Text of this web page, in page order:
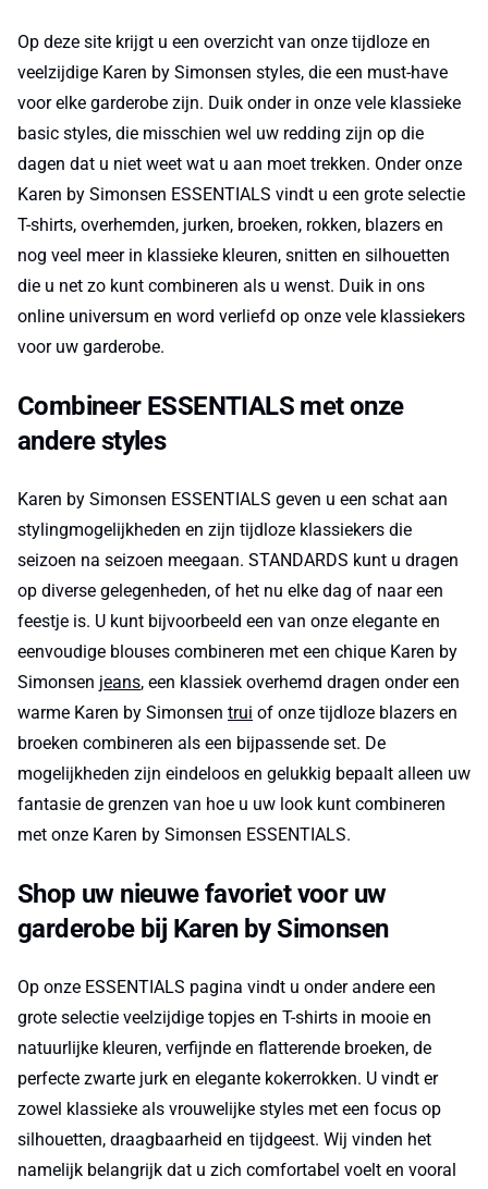
Op deze site krijgt u een overzicht van onze tijdloze en
veelzijdige Karen by Simonsen styles, die een must-have
voor elke garderobe zijn. Duik onder in onze vele klassieke
basic styles, die misschien wel uw redding zijn op die
dagen dat u niet weet wat u aan moet trekken. Onder onze
Karen by Simonsen ESSENTIALS vindt u een grote selectie
T-shirts, overhemden, jurken, broeken, rokken, blazers en
nog veel meer in klassieke kleuren, snitten en silhouetten
die u net zo kunt combineren als u wenst. Duik in ons
online universum en word verliefd op onze vele klassiekers
voor uw garderobe.
Combineer ESSENTIALS met onze
andere styles
Karen by Simonsen ESSENTIALS geven u een schat aan
stylingmogelijkheden en zijn tijdloze klassiekers die
seizoen na seizoen meegaan. STANDARDS kunt u dragen
op diverse gelegenheden, of het nu elke dag of naar een
feestje is. U kunt bijvoorbeeld een van onze elegante en
eenvoudige blouses combineren met een chique Karen by
Simonsen jeans, een klassiek overhemd dragen onder een
warme Karen by Simonsen trui of onze tijdloze blazers en
broeken combineren als een bijpassende set. De
mogelijkheden zijn eindeloos en gelukkig bepaalt alleen uw
fantasie de grenzen van hoe u uw look kunt combineren
met onze Karen by Simonsen ESSENTIALS.
Shop uw nieuwe favoriet voor uw
garderobe bij Karen by Simonsen
Op onze ESSENTIALS pagina vindt u onder andere een
grote selectie veelzijdige topjes en T-shirts in mooie en
natuurlijke kleuren, verfijnde en flatterende broeken, de
perfecte zwarte jurk en elegante kokerrokken. U vindt er
zowel klassieke als vrouwelijke styles met een focus op
silhouetten, draagbaarheid en tijdgeest. Wij vinden het
namelijk belangrijk dat u zich comfortabel voelt en vooral